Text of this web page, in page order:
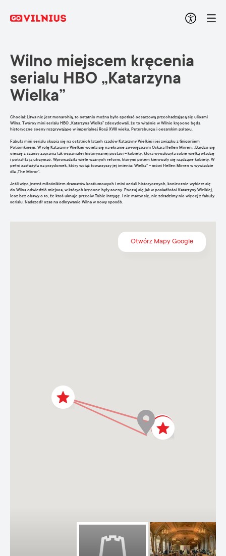
Wilno miejscem kręcenia
serialu HBO „Katarzyna
Wielka”
Chociaż Litwa nie jest monarchią, to ostatnio można było spotkać cesarzową przechadzającą się ulicami
Wilna. Twórcy mini serialu HBO „Katarzyna Wielka” zdecydowali, że to właśnie w Wilnie kręcone będą
historyczne sceny rozgrywające w imperialnej Rosji XVIII wieku, Petersburgu i cesarskim pałacu.
Fabuła mini serialu skupia się na ostatnich latach rządów Katarzyny Wielkiej i jej związku z Grigorijem
Potiomkinem. W rolę Katarzyny Wielkiej wciela się na ekranie zwyciężczyni Oskara Hellen Mirren. „Bardzo się
cieszę z szansy zagrania tak wspaniałej historycznej postaci – kobiety, która wywalczyła sobie wielką władzę
i potrafiła ją utrzymać. Wprowadziła wiele ważnych reform, którymi potem kierowały się rządzące kobiety. W
pełni zasłużyła na przydomek, który wciąż towarzyszy jej imieniu: Wielka” – mówi Hellen Mirren w wywiadzie
dla „The Mirror”.
Jeśli więc jesteś miłośnikiem dramatów kostiumowych i mini seriali historycznych, koniecznie wybierz się
do Wilna odwiedzić miejsca, w których kręcone były sceny. Poczuj się jak w posiadłości Katarzyny Wielkiej,
lecz bez obawy o to, że ktoś uknuje przeciw Tobie intrygę. I nie martw się, nie zdradzimy nic więcej z fabuły
serialu. Nadszedł czas na odkrywanie Wilna w nowy sposób.
Otwórz Mapy Google